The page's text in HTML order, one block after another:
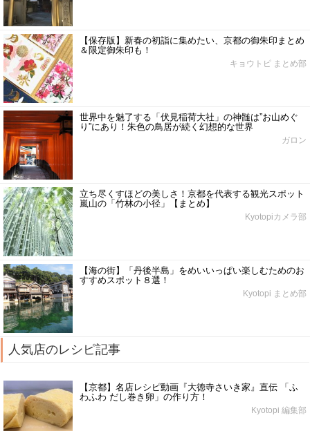
【保存版】新春の初詣に集めたい、京都の御朱印まとめ
＆限定御朱印も！
キョウトピ まとめ部
世界中を魅了する「伏見稲荷大社」の神髄は”お山めぐ
り”にあり！朱色の鳥居が続く幻想的な世界
ガロン
立ち尽くすほどの美しさ！京都を代表する観光スポット
嵐山の「竹林の小径」【まとめ】
Kyotopiカメラ部
【海の街】「丹後半島」をめいいっぱい楽しむためのお
すすめスポット８選！
Kyotopi まとめ部
人気店のレシピ記事
【京都】名店レシピ動画『大徳寺さいき家』直伝 「ふ
わふわ だし巻き卵」の作り方！
Kyotopi 編集部